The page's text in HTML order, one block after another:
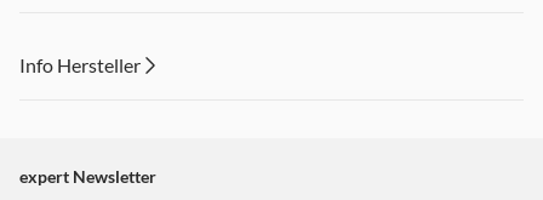
Info Hersteller
"Marketing".
expert Newsletter